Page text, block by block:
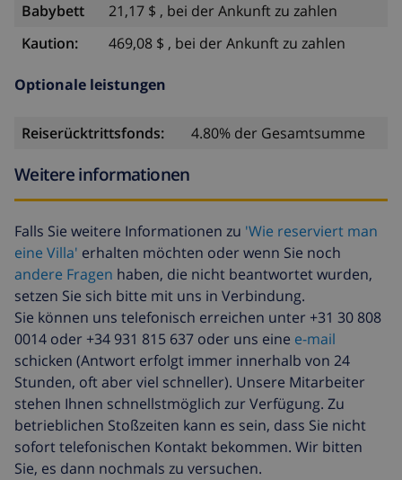
Babybett
21,17 $ , bei der Ankunft zu zahlen
Kaution:
469,08 $ , bei der Ankunft zu zahlen
Optionale leistungen
Reiserücktrittsfonds: 4.80% der Gesamtsumme
Weitere informationen
Falls Sie weitere Informationen zu 'Wie reserviert man
eine Villa' erhalten möchten oder wenn Sie noch
andere Fragen haben, die nicht beantwortet wurden,
setzen Sie sich bitte mit uns in Verbindung.
Sie können uns telefonisch erreichen unter +31 30 808
0014 oder +34 931 815 637 oder uns eine e-mail
schicken (Antwort erfolgt immer innerhalb von 24
Stunden, oft aber viel schneller). Unsere Mitarbeiter
stehen Ihnen schnellstmöglich zur Verfügung. Zu
betrieblichen Stoßzeiten kann es sein, dass Sie nicht
sofort telefonischen Kontakt bekommen. Wir bitten
Sie, es dann nochmals zu versuchen.